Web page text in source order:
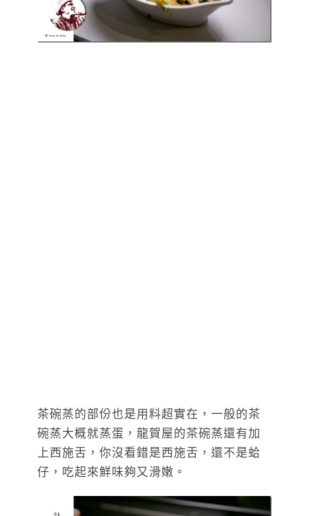
茶碗蒸的部份也是用料超實在，一般的茶
碗蒸大概就蒸蛋，龍賀屋的茶碗蒸還有加
上西施舌，你沒看錯是西施舌，還不是蛤
仔，吃起來鮮味夠又滑嫩。